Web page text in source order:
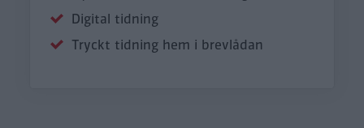
Digital tidning
Tryckt tidning hem i brevlådan